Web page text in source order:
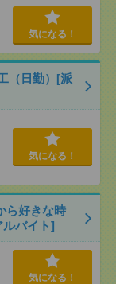
気になる！
（日勤）[派
気になる！
ら好きな時
バイト]
気になる！